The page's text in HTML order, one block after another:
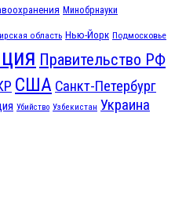
Минобрнауки
область Нью-Йорк Подмосковье
Правительство РФ
США Санкт-Петербург
Убийство Узбекистан Украина